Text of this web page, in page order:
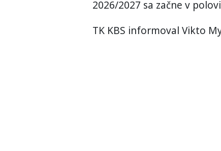
2026/2027 sa začne v
TK KBS informoval Vikto